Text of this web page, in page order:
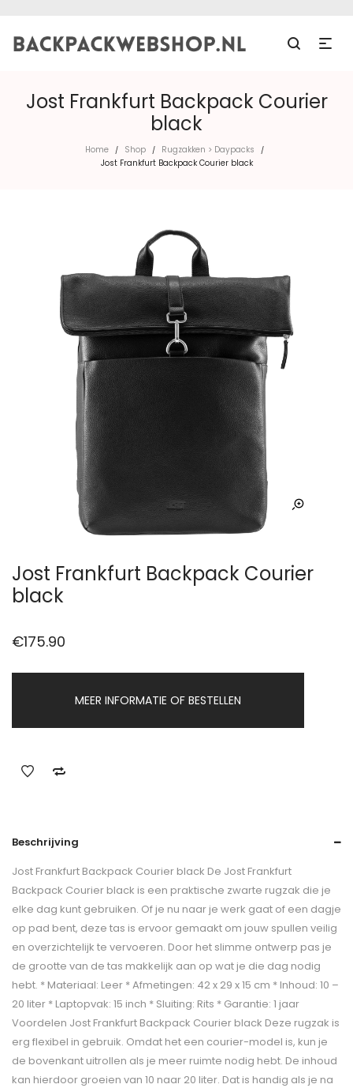
Jost Frankfurt Backpack Courier
black
Home / Shop / Rugzakken > Daypacks /
Jost Frankfurt Backpack Courier black
Jost Frankfurt Backpack Courier
black
€175.90
MEER INFORMATIE OF BESTELLEN
Beschrijving
Jost Frankfurt Backpack Courier black De Jost Frankfurt
Backpack Courier black is een praktische zwarte rugzak die je
elke dag kunt gebruiken. Of je nu naar je werk gaat of een dagje
op pad bent, deze tas is ervoor gemaakt om jouw spullen veilig
en overzichtelijk te vervoeren. Door het slimme ontwerp pas je
de grootte van de tas makkelijk aan op wat je die dag nodig
hebt. * Materiaal: Leer * Afmetingen: 42 x 29 x 15 cm * Inhoud: 10 –
20 liter * Laptopvak: 15 inch * Sluiting: Rits * Garantie: 1 jaar
Voordelen Jost Frankfurt Backpack Courier black Deze rugzak is
erg flexibel in gebruik. Omdat het een courier-model is, kun je
de bovenkant uitrollen als je meer ruimte nodig hebt. De inhoud
kan hierdoor groeien van 10 naar 20 liter. Dat is handig als je na